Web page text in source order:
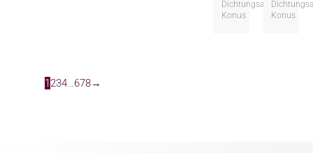
Dichtungsart:
Konus
Konus
1234… 678→